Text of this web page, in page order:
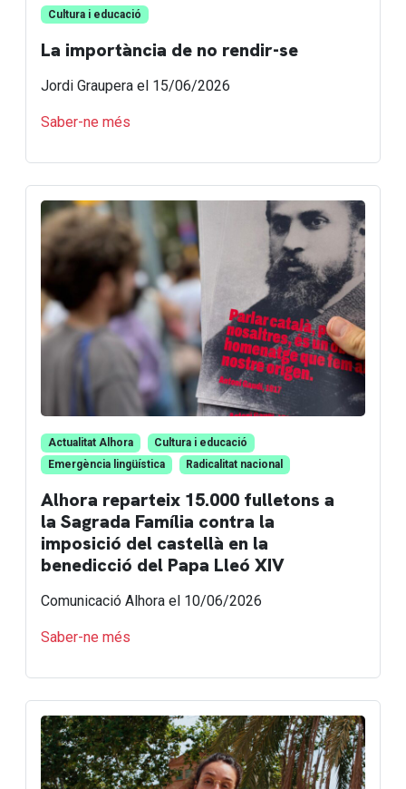
Cultura i educació
La importància de no rendir-se
Jordi Graupera el 15/06/2026
Saber-ne més
Actualitat Alhora
Cultura i educació
Emergència lingüística
Radicalitat nacional
Alhora reparteix 15.000 fulletons a
la Sagrada Família contra la
imposició del castellà en la
benedicció del Papa Lleó XIV
Comunicació Alhora el 10/06/2026
Saber-ne més